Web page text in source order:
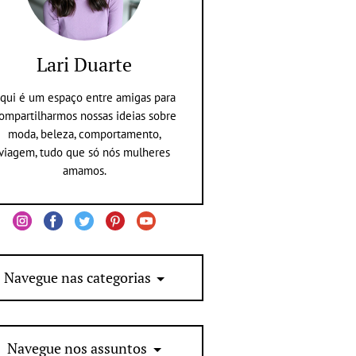
Lari Duarte
é um espaço entre amigas para
nossas ideias sobre
moda, beleza, comportamento,
tudo que só nós mulheres
amamos.
Navegue nas categorias
Navegue nos assuntos